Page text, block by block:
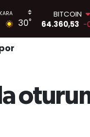
30°
DOLAR
47,7069
EURO
6574.81
BİST100